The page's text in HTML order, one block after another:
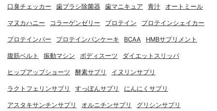
口臭チェッカー 歯ブラシ除菌器 歯マニキュア 青汁 オートミール
マヌカハニー コラーゲンゼリー プロテイン プロテインシェイカー
プロテインバー プロテインパンケーキ BCAA HMBサプリメント
腹筋ベルト 振動マシン ボディスーツ ダイエットスリッパ
ヒップアップショーツ 酵素サプリ イヌリンサプリ
ラクトフェリンサプリ すっぽんサプリ にんにくサプリ
アスタキサンチンサプリ オルニチンサプリ グリシンサプリ